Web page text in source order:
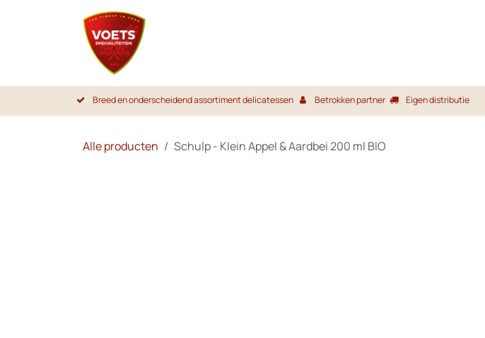
Overslaan naar inhoud
Breed en onderscheidend assortiment delicatessen Betrokken partner Eigen distributie
Alle producten Schulp - Klein Appel & Aardbei 200 ml BIO